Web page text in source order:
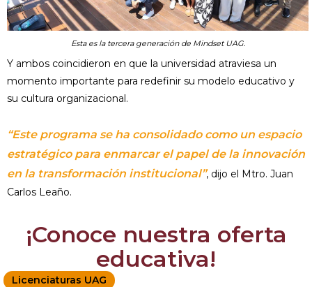
Esta es la tercera generación de Mindset UAG.
Y ambos coincidieron en que la universidad atraviesa un
momento importante para redefinir su modelo educativo y
su cultura organizacional.
“Este programa se ha consolidado como un espacio
estratégico para enmarcar el papel de la innovación
en la transformación institucional”, dijo el Mtro. Juan
Carlos Leaño.
¡Conoce nuestra oferta
educativa!
Licenciaturas UAG